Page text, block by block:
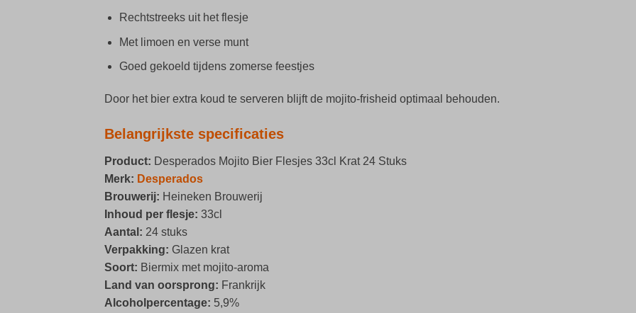
Rechtstreeks uit het flesje
Met limoen en verse munt
Goed gekoeld tijdens zomerse feestjes
Door het bier extra koud te serveren blijft de mojito-frisheid optimaal behouden.
Belangrijkste specificaties
Product: Desperados Mojito Bier Flesjes 33cl Krat 24 Stuks
Merk: Desperados
Brouwerij: Heineken Brouwerij
Inhoud per flesje: 33cl
Aantal: 24 stuks
Verpakking: Glazen krat
Soort: Biermix met mojito-aroma
Land van oorsprong: Frankrijk
Alcoholpercentage: 5,9%